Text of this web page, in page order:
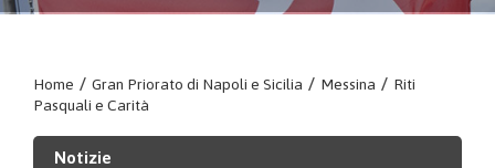
Home / Gran Priorato di Napoli e Sicilia / Messina / Riti
Pasquali e Carità
Notizie